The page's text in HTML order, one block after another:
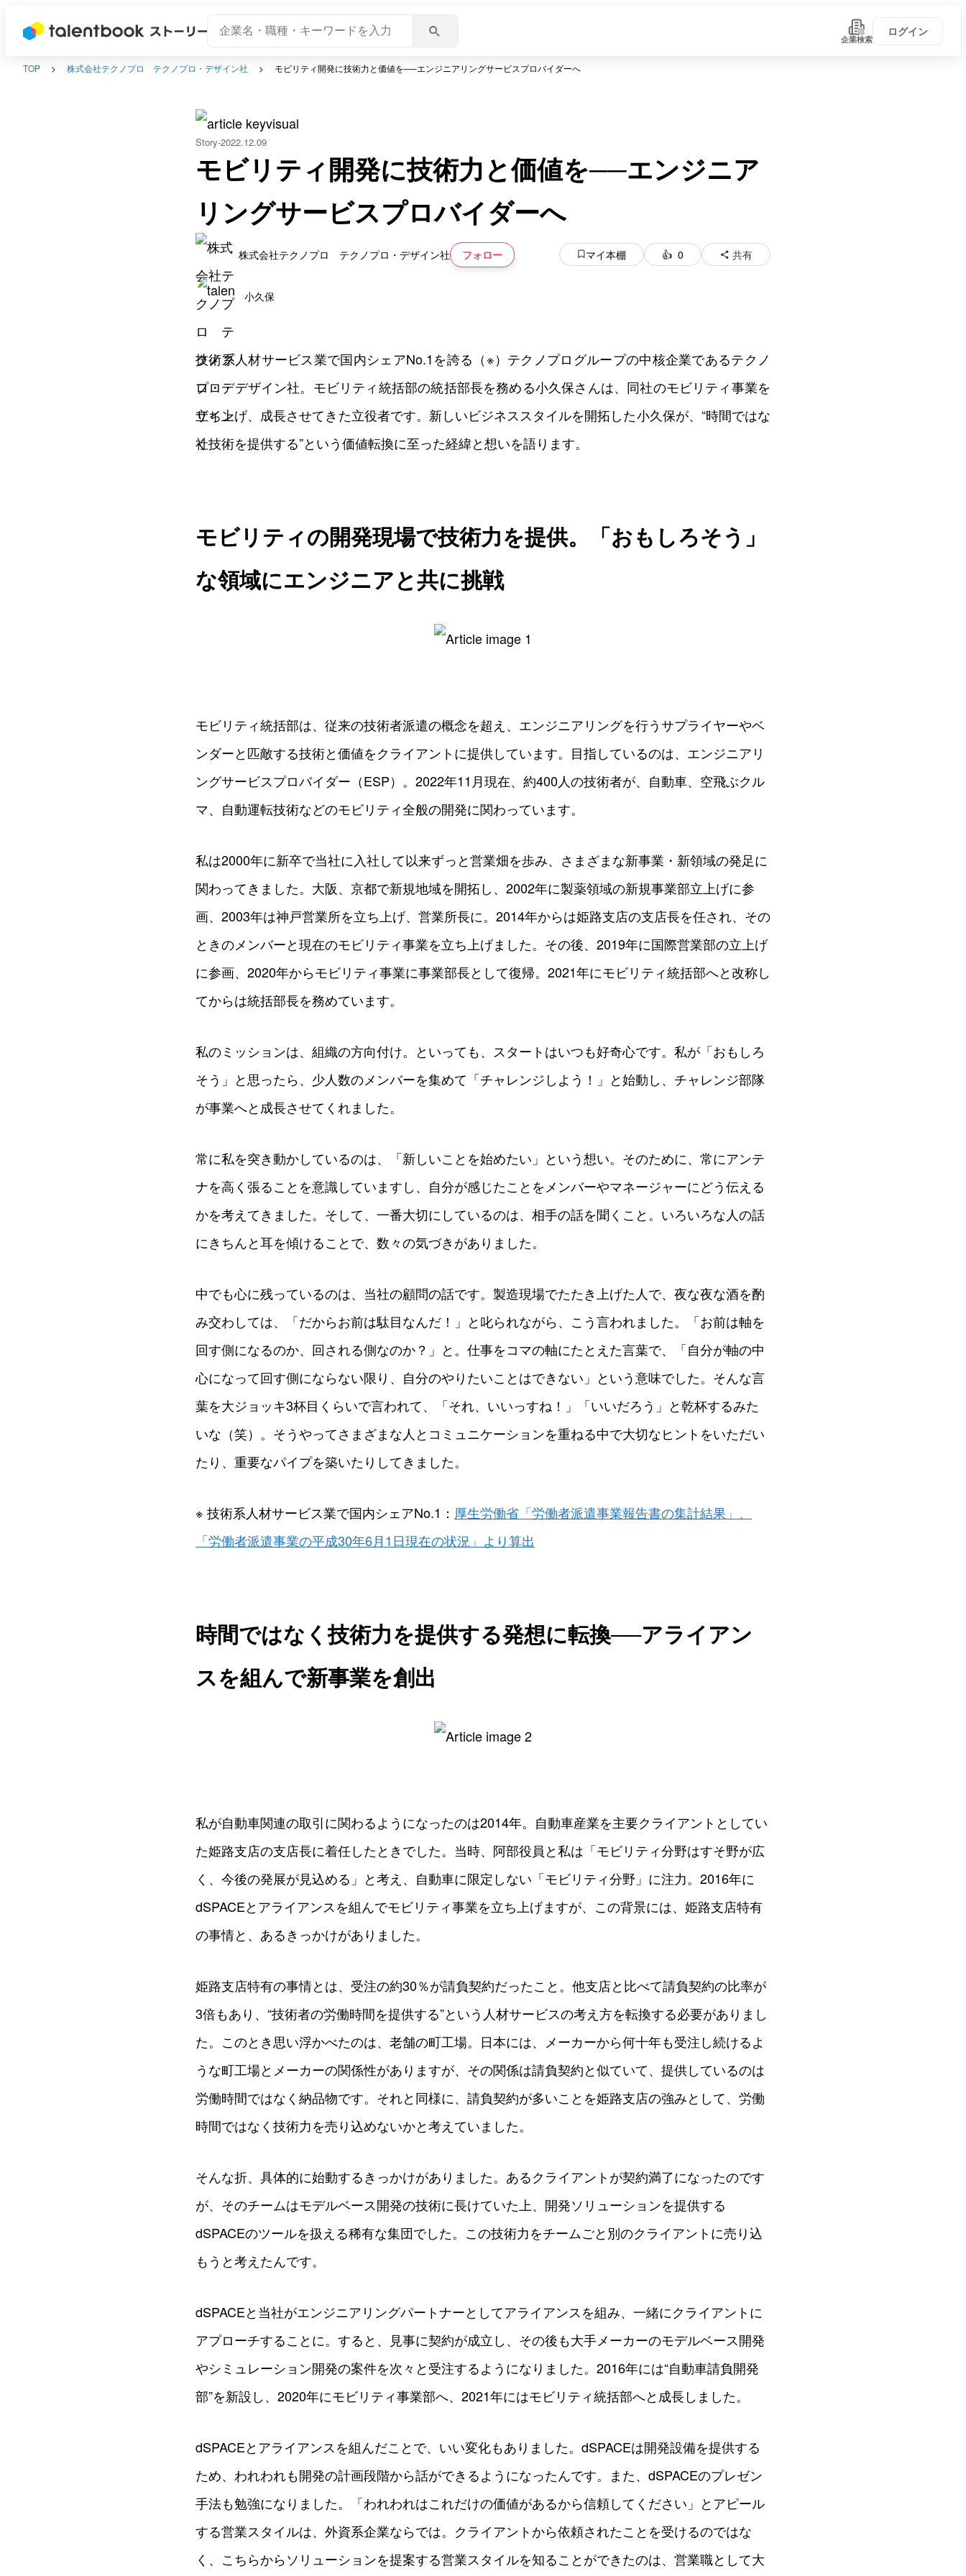
企業検索
ログイン
TOP 株式会社テクノプロ テクノプロ・デザイン社 モビリティ開発に技術力と価値を──エンジニアリングサービスプロバイダーへ
Story 2022.12.09
モビリティ開発に技術力と価値を──エンジニア
リングサービスプロバイダーへ
株式会社テクノプロ テクノプロ・デザイン社 フォロー マイ本棚 0 共有
小久保
技術系人材サービス業で国内シェアNo.1を誇る（※）テクノプログループの中核企業であるテクノ
プロ・デザイン社。モビリティ統括部の統括部長を務める小久保さんは、同社のモビリティ事業を
立ち上げ、成長させてきた立役者です。新しいビジネススタイルを開拓した小久保が、“時間ではな
く技術を提供する”という価値転換に至った経緯と想いを語ります。
モビリティの開発現場で技術力を提供。「おもしろそう」
な領域にエンジニアと共に挑戦
モビリティ統括部は、従来の技術者派遣の概念を超え、エンジニアリングを行うサプライヤーやベ
ンダーと匹敵する技術と価値をクライアントに提供しています。目指しているのは、エンジニアリ
ングサービスプロバイダー（ESP）。2022年11月現在、約400人の技術者が、自動車、空飛ぶクル
マ、自動運転技術などのモビリティ全般の開発に関わっています。
私は2000年に新卒で当社に入社して以来ずっと営業畑を歩み、さまざまな新事業・新領域の発足に
関わってきました。大阪、京都で新規地域を開拓し、2002年に製薬領域の新規事業部立上げに参
画、2003年は神戸営業所を立ち上げ、営業所長に。2014年からは姫路支店の支店長を任され、その
ときのメンバーと現在のモビリティ事業を立ち上げました。その後、2019年に国際営業部の立上げ
に参画、2020年からモビリティ事業に事業部長として復帰。2021年にモビリティ統括部へと改称し
てからは統括部長を務めています。
私のミッションは、組織の方向付け。といっても、スタートはいつも好奇心です。私が「おもしろ
そう」と思ったら、少人数のメンバーを集めて「チャレンジしよう！」と始動し、チャレンジ部隊
が事業へと成長させてくれました。
常に私を突き動かしているのは、「新しいことを始めたい」という想い。そのために、常にアンテ
ナを高く張ることを意識していますし、自分が感じたことをメンバーやマネージャーにどう伝える
かを考えてきました。そして、一番大切にしているのは、相手の話を聞くこと。いろいろな人の話
にきちんと耳を傾けることで、数々の気づきがありました。
中でも心に残っているのは、当社の顧問の話です。製造現場でたたき上げた人で、夜な夜な酒を酌
み交わしては、「だからお前は駄目なんだ！」と叱られながら、こう言われました。「お前は軸を
回す側になるのか、回される側なのか？」と。仕事をコマの軸にたとえた言葉で、「自分が軸の中
心になって回す側にならない限り、自分のやりたいことはできない」という意味でした。そんな言
葉を大ジョッキ3杯目くらいで言われて、「それ、いいっすね！」「いいだろう」と乾杯するみた
いな（笑）。そうやってさまざまな人とコミュニケーションを重ねる中で大切なヒントをいただい
たり、重要なパイプを築いたりしてきました。
※ 技術系人材サービス業で国内シェアNo.1： 厚生労働省「労働者派遣事業報告書の集計結果」、
「労働者派遣事業の平成30年6月1日現在の状況」より算出
時間ではなく技術力を提供する発想に転換──アライアン
スを組んで新事業を創出
私が自動車関連の取引に関わるようになったのは2014年。自動車産業を主要クライアントとしてい
た姫路支店の支店長に着任したときでした。当時、阿部役員と私は「モビリティ分野はすそ野が広
く、今後の発展が見込める」と考え、自動車に限定しない「モビリティ分野」に注力。2016年に
dSPACEとアライアンスを組んでモビリティ事業を立ち上げますが、この背景には、姫路支店特有
の事情と、あるきっかけがありました。
姫路支店特有の事情とは、受注の約30％が請負契約だったこと。他支店と比べて請負契約の比率が
3倍もあり、“技術者の労働時間を提供する”という人材サービスの考え方を転換する必要がありまし
た。このとき思い浮かべたのは、老舗の町工場。日本には、メーカーから何十年も受注し続けるよ
うな町工場とメーカーの関係性がありますが、その関係は請負契約と似ていて、提供しているのは
労働時間ではなく納品物です。それと同様に、請負契約が多いことを姫路支店の強みとして、労働
時間ではなく技術力を売り込めないかと考えていました。
そんな折、具体的に始動するきっかけがありました。あるクライアントが契約満了になったのです
が、そのチームはモデルベース開発の技術に長けていた上、開発ソリューションを提供する
dSPACEのツールを扱える稀有な集団でした。この技術力をチームごと別のクライアントに売り込
もうと考えたんです。
dSPACEと当社がエンジニアリングパートナーとしてアライアンスを組み、一緒にクライアントに
アプローチすることに。すると、見事に契約が成立し、その後も大手メーカーのモデルベース開発
やシミュレーション開発の案件を次々と受注するようになりました。2016年には“自動車請負開発
部”を新設し、2020年にモビリティ事業部へ、2021年にはモビリティ統括部へと成長しました。
dSPACEとアライアンスを組んだことで、いい変化もありました。dSPACEは開発設備を提供する
ため、われわれも開発の計画段階から話ができるようになったんです。また、dSPACEのプレゼン
手法も勉強になりました。「われわれはこれだけの価値があるから信頼してください」とアピール
する営業スタイルは、外資系企業ならでは。クライアントから依頼されたことを受けるのではな
く、こちらからソリューションを提案する営業スタイルを知ることができたのは、営業職として大